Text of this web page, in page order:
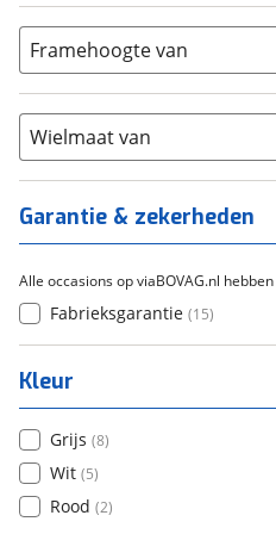
Gazelle (0)
Cortina (0)
Flyer (0)
Overig ( 0)
9-14
15-20 (0)
21+
Carbon
Chroom-molybdeen (0)
Scandium
Staal (0 )
Tica
Framehoogte van
Wielmaat van
Garantie & zekerheden
Alle occasions op viaBOVAG.nl
Fabrieksgarantie (15)
Kleur
Grijs (8)
Wit (5)
Rood (2)